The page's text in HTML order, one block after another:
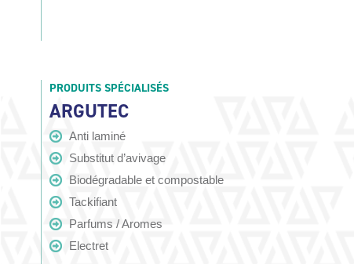
PRODUITS SPÉCIALISÉS
ARGUTEC
Anti laminé
Substitut d’avivage
Biodégradable et compostable
Tackifiant
Parfums / Aromes
Electret